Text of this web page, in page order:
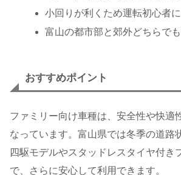
小回りが利くため運転初心者
富山の都市部と郊外どちらで
おすすめポイント
ファミリー向け車種は、安全性や快適
なっています。富山県では冬季の道路
四駆モデルやスタッドレスタイヤ付き
で、さらに安心して利用できます。